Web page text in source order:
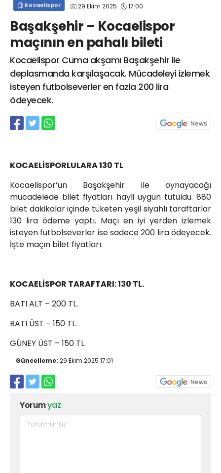
Kocaelispor 29 Ekim 2025 17:00
Başakşehir – Kocaelispor
maçının en pahalı bileti
Kocaelispor Cuma akşamı Başakşehir ile
deplasmanda karşılaşacak. Mücadeleyi izlemek
isteyen futbolseverler en fazla 200 lira
ödeyecek.
KOCAELİSPORLULARA 130 TL
Kocaelispor’un Başakşehir ile oynayacağı
mücadelede bilet fiyatları hayli uygun tutuldu. 880
bilet dakikalar içinde tüketen yeşil siyahlı taraftarlar
130 lira ödeme yaptı. Maçı en iyi yerden izlemek
isteyen futbolseverler ise sadece 200 lira ödeyecek.
İşte maçın bilet fiyatları.
KOCAELİSPOR TARAFTARI: 130 TL.
BATI ALT – 200 TL.
BATI ÜST – 150 TL.
GÜNEY ÜST – 150 TL.
Güncelleme: 29 Ekim 2025 17:01
Yorumyaz
info@spor41.com